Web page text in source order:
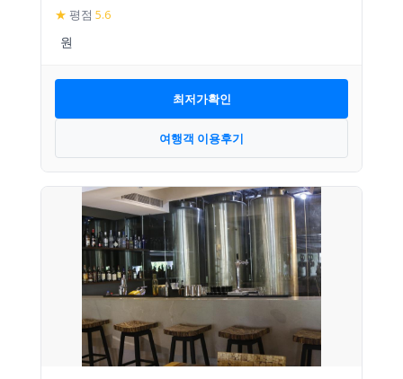
★ 평점 5.6
최저가확인
여행객 이용후기